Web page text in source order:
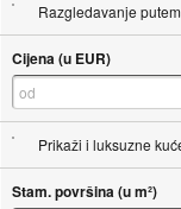
Razgledavanje
Cijena (u EUR)
Prikaži i luksuzne
Stam. površina (u m²)